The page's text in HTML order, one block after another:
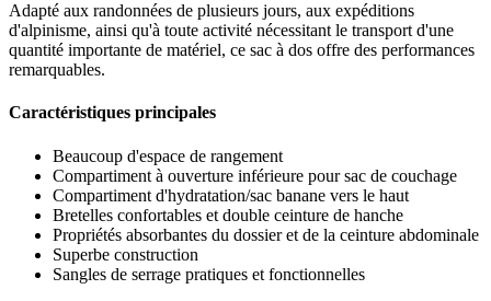
Adapté aux randonnées de plusieurs jours, aux expéditions
d'alpinisme, ainsi qu'à toute activité nécessitant le transport d'une
quantité importante de matériel, ce sac à dos offre des performances
remarquables.
Caractéristiques principales
Beaucoup d'espace de rangement
Compartiment à ouverture inférieure pour sac de couchage
Compartiment d'hydratation/sac banane vers le haut
Bretelles confortables et double ceinture de hanche
Propriétés absorbantes du dossier et de la ceinture abdominale
Superbe construction
Sangles de serrage pratiques et fonctionnelles